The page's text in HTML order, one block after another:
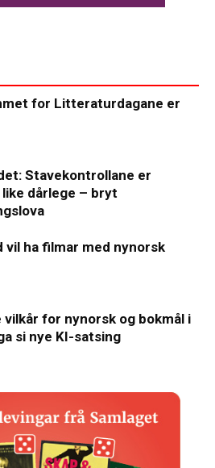
for Litteraturdagane er
Stavekontrollane er
dårlege – bryt
vil ha filmar med nynorsk
vilkår for nynorsk og bokmål i
si nye KI-satsing